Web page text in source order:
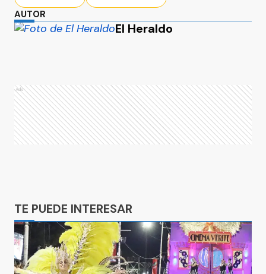
AUTOR
El Heraldo
Ads
TE PUEDE INTERESAR